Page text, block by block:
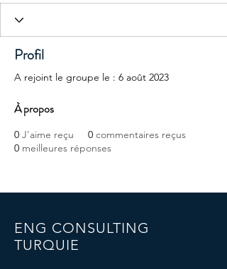
Profil
A rejoint le groupe le : 6 août 2023
À propos
0 J'aime reçu 0 commentaires reçus
0 meilleures réponses
ENG CONSULTING
TURQUIE